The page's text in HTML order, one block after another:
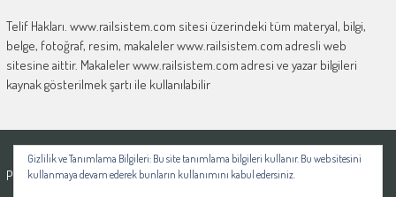
Telif Hakları. www.railsistem.com sitesi üzerindeki tüm materyal, bilgi,
belge, fotoğraf, resim, makaleler www.railsistem.com adresli web
sitesine aittir. Makaleler www.railsistem.com adresi ve yazar bilgileri
kaynak gösterilmek şartı ile kullanılabilir
© 2026 Rail Sistem
Powered byWordPress| Theme:AccessPress Mag
Gizlilik ve Tanımlama Bilgileri: Bu site tanımlama bilgileri kullanır. Bu web sitesini
kullanmaya devam ederek bunların kullanımını kabul edersiniz.